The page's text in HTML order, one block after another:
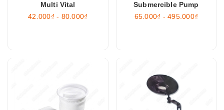
Multi Vital
42.000₫ - 80.000₫
Submercible Pump
65.000₫ - 495.000₫